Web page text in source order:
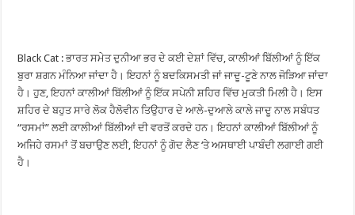
Black Cat : ਭਾਰਤ ਸਮੇਤ ਦੁਨੀਆ ਭਰ ਦੇ ਕਈ ਦੇਸ਼ਾਂ ਵਿੱਚ, ਕਾਲੀਆਂ ਬਿੱਲੀਆਂ ਨੂੰ ਇੱਕ
ਬੁਰਾ ਸ਼ਗਨ ਮੰਨਿਆ ਜਾਂਦਾ ਹੈ। ਇਹਨਾਂ ਨੂੰ ਬਦਕਿਸਮਤੀ ਜਾਂ ਜਾਦੂ-ਟੂਣੇ ਨਾਲ ਜੋੜਿਆ ਜਾਂਦਾ
ਹੈ। ਹੁਣ, ਇਹਨਾਂ ਕਾਲੀਆਂ ਬਿੱਲੀਆਂ ਨੂੰ ਇੱਕ ਸਪੇਨੀ ਸ਼ਹਿਰ ਵਿੱਚ ਮੁਕਤੀ ਮਿਲੀ ਹੈ। ਇਸ
ਸ਼ਹਿਰ ਦੇ ਬਹੁਤ ਸਾਰੇ ਲੋਕ ਹੈਲੋਵੀਨ ਤਿਉਹਾਰ ਦੇ ਆਲੇ-ਦੁਆਲੇ ਕਾਲੇ ਜਾਦੂ ਨਾਲ ਸਬੰਧਤ
“ਰਸਮਾਂ” ਲਈ ਕਾਲੀਆਂ ਬਿੱਲੀਆਂ ਦੀ ਵਰਤੋਂ ਕਰਦੇ ਹਨ। ਇਹਨਾਂ ਕਾਲੀਆਂ ਬਿੱਲੀਆਂ ਨੂੰ
ਅਜਿਹੇ ਰਸਮਾਂ ਤੋਂ ਬਚਾਉਣ ਲਈ, ਇਹਨਾਂ ਨੂੰ ਗੋਦ ਲੈਣ ‘ਤੇ ਅਸਥਾਈ ਪਾਬੰਦੀ ਲਗਾਈ ਗਈ
ਹੈ।